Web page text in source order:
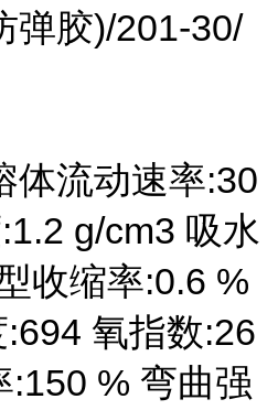
弹胶)/201-30/
体流动速率:30
g/cm3 吸水
收缩率:0.6 %
氧指数:26
:150 % 弯曲强